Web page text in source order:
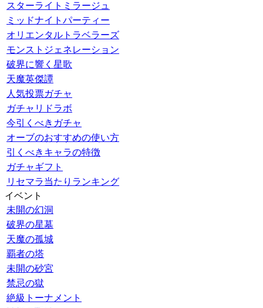
スターライトミラージュ
ミッドナイトパーティー
オリエンタルトラベラーズ
モンストジェネレーション
破界に響く星歌
天魔英傑譚
人気投票ガチャ
ガチャリドラボ
今引くべきガチャ
オーブのおすすめの使い方
引くべきキャラの特徴
ガチャギフト
リセマラ当たりランキング
イベント
未開の幻洞
破界の星墓
天魔の孤城
覇者の塔
未開の砂宮
禁忌の獄
絶級トーナメント